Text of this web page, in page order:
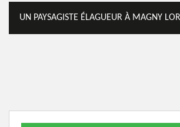
UN PAYSAGISTE ÉLAGUEUR À MAGNY